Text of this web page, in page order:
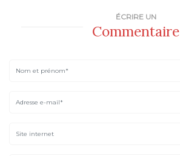
ÉCRIRE UN
Commentaire